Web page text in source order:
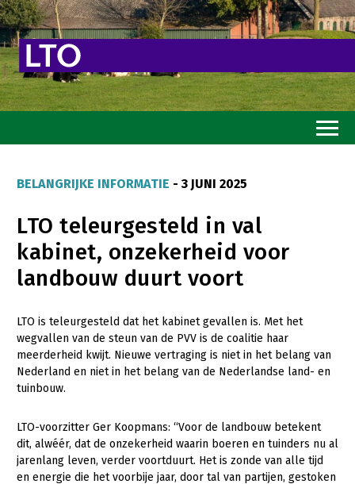
Goed eten
Mooi groen
Sterk ondernemerschap
Transitiepaden
Thema’s
Gezonde planten
Natuur, klimaat en energie
Bodem en water
BELANGRIJKE INFORMATIE - 3 JUNI 2025
LTO teleurgesteld in val
kabinet, onzekerheid voor
landbouw duurt voort
LTO is teleurgesteld dat het kabinet gevallen is. Met het
wegvallen van de steun van de PVV is de coalitie haar
meerderheid kwijt. Nieuwe vertraging is niet in het belang van
Nederland en niet in het belang van de Nederlandse land- en
tuinbouw.
LTO-voorzitter Ger Koopmans: “Voor de landbouw betekent
dit, alwéér, dat de onzekerheid waarin boeren en tuinders nu al
jarenlang leven, verder voortduurt. Het is zonde van alle tijd
en energie die het voorbije jaar, door tal van partijen, gestoken